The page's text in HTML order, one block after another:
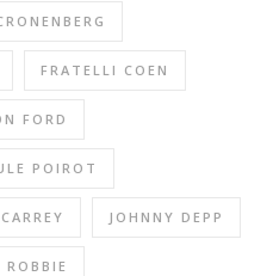
FRATELLI COEN
FORD
POIROT
JOHNNY DEPP
ROBBIE